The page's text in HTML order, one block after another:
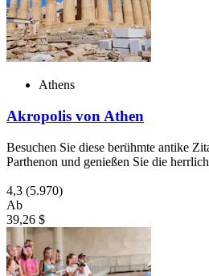
Athens
Akropolis von Athen
Besuchen Sie diese berühmte antike
Parthenon und genießen Sie die
4,3 (5.970)
Ab
39,26 $